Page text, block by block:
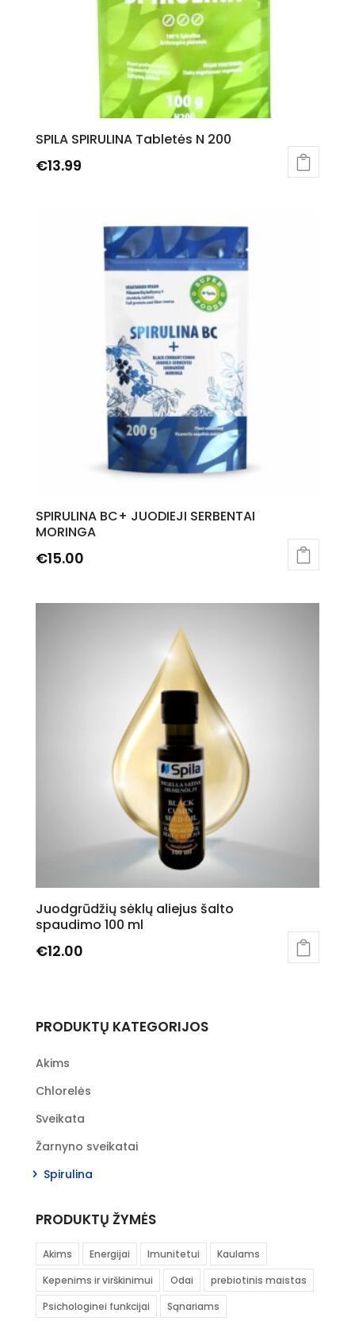
SPILA SPIRULINA Tabletės N 200
€13.99
SPIRULINA BC+ JUODIEJI SERBENTAI
MORINGA
€15.00
Juodgrūdžių sėklų aliejus šalto
spaudimo 100 ml
€12.00
PRODUKTŲ KATEGORIJOS
Akims
Chlorelės
Sveikata
Žarnyno sveikatai
Spirulina
PRODUKTŲ ŽYMĖS
Akims Energijai Imunitetui
Kaulams
Kepenims ir virškinimui
Odai
prebiotinis maistas
Psichologinei funkcijai
Sąnariams